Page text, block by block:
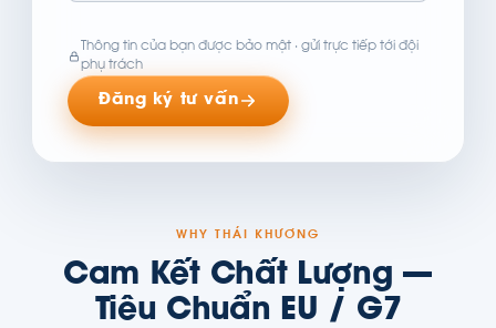
Thông tin của bạn được bảo mật · gửi trực tiếp tới đội
phụ trách
Đăng ký tư vấn
WHY THÁI KHƯƠNG
Cam Kết Chất Lượng —
Tiêu Chuẩn EU / G7